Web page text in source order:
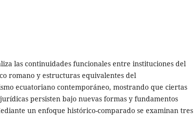
las continuidades funcionales entre instituciones del
romano y estructuras equivalentes del
ecuatoriano contemporáneo, mostrando que ciertas
persisten bajo nuevas formas y fundamentos
un enfoque histórico-comparado se examinan tres